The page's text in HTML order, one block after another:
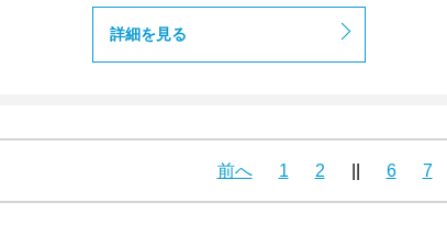
詳細を見る
前へ 1 2 6 7